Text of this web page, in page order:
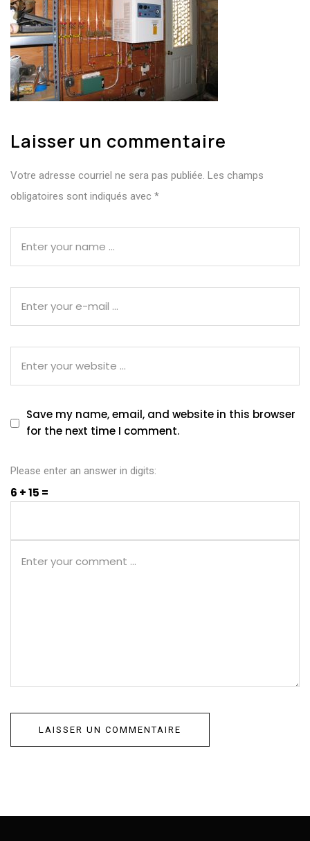
Laisser un commentaire
Votre adresse courriel ne sera pas publiée. Les champs
obligatoires sont indiqués avec *
Save my name, email, and website in this browser
for the next time I comment.
Please enter an answer in digits:
6 + 15 =